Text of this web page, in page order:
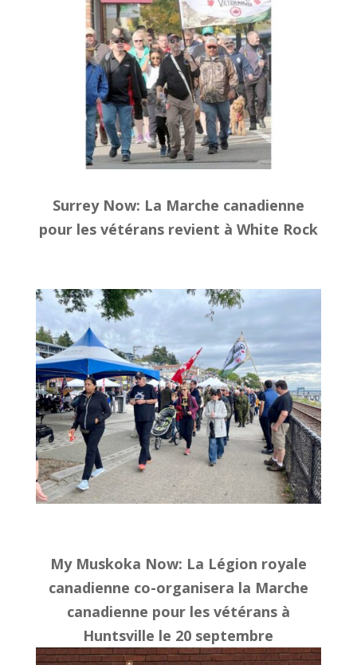
Surrey Now: La Marche canadienne
pour les vétérans revient à White Rock
My Muskoka Now: La Légion royale
canadienne co-organisera la Marche
canadienne pour les vétérans à
Huntsville le 20 septembre